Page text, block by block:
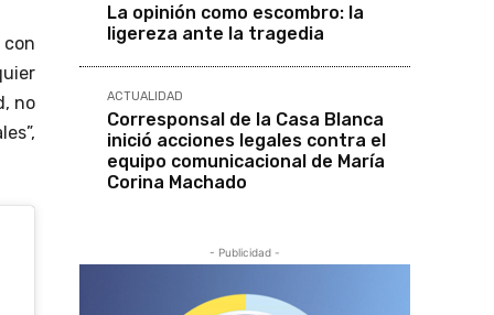
con
no
La opinión como escombro: la
ligereza ante la tragedia
ACTUALIDAD
Corresponsal de la Casa Blanca
inició acciones legales contra el
equipo comunicacional de María
Corina Machado
- Publicidad -